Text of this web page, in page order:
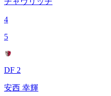
4
5
DF 2
安西 幸輝